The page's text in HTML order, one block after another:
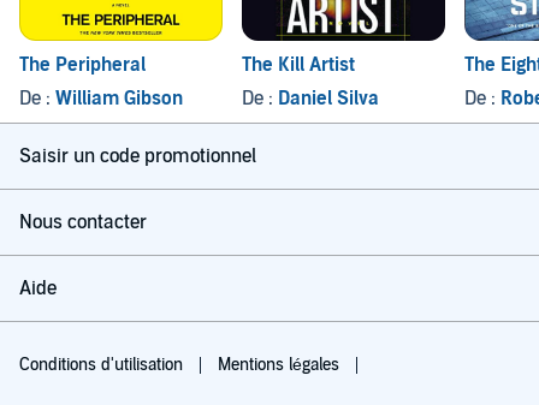
The Peripheral
De : William Gibson
The Kill Artist
De : Daniel Silva
The
De :
Saisir un code promotionnel
Nous contacter
Aide
Conditions d'utilisation Mentions légales